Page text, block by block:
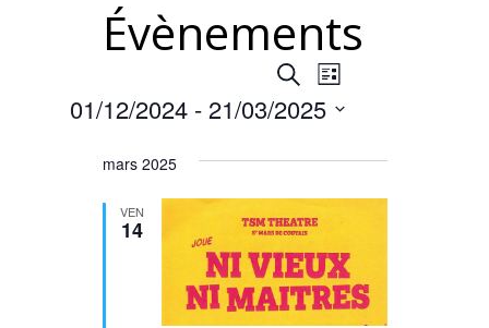
Évènements
Recherche
et
navigation
de
vues
RechercheNavigation
de
Évènement
Liste
01/12/2024 - 21/03/2025
mars 2025
VEN
14